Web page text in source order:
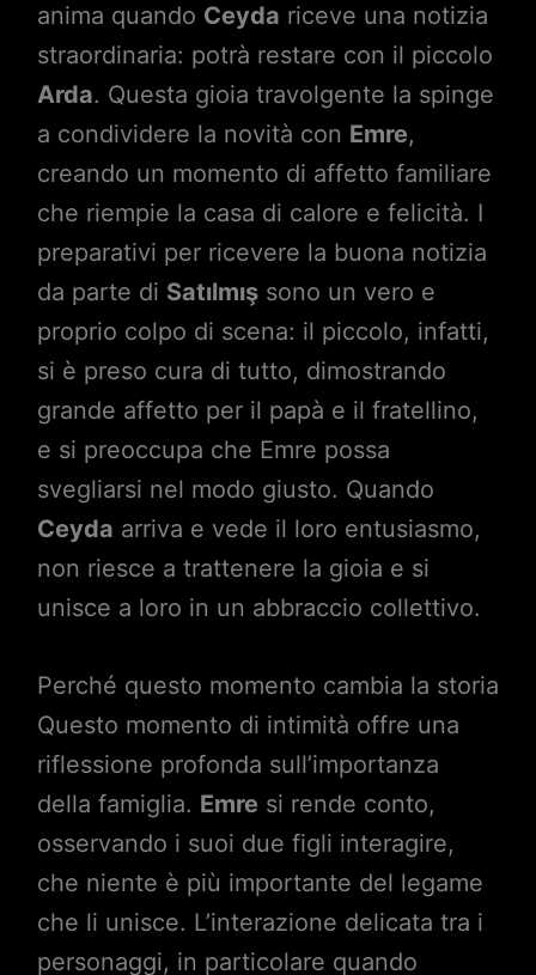
anima quando Ceyda riceve una notizia
straordinaria: potrà restare con il piccolo
Arda. Questa gioia travolgente la spinge
a condividere la novità con Emre,
creando un momento di affetto familiare
che riempie la casa di calore e felicità. I
preparativi per ricevere la buona notizia
da parte di Satılmışsono un vero e
proprio colpo di scena: il piccolo, infatti,
si è preso cura di tutto, dimostrando
grande affetto per il papà e il fratellino,
e si preoccupa che Emre possa
svegliarsi nel modo giusto. Quando
Ceyda arriva e vede il loro entusiasmo,
non riesce a trattenere la gioia e si
unisce a loro in un abbraccio collettivo.
Perché questo momento cambia la storia
Questo momento di intimità offre una
riflessione profonda sull’importanza
della famiglia. Emre si rende conto,
osservando i suoi due figli interagire,
che niente è più importante del legame
che li unisce. L’interazione delicata tra i
personaggi, in particolare quando